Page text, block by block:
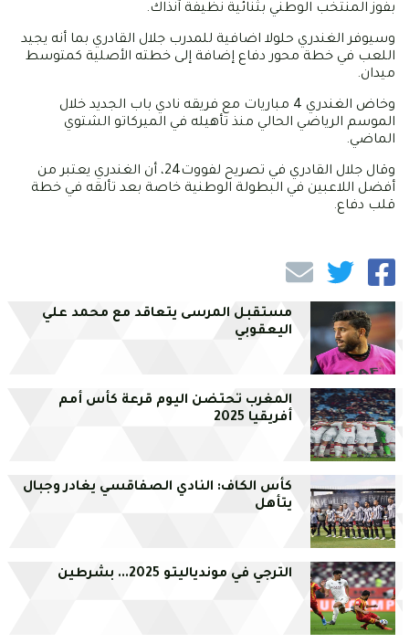
بفوز المنتخب الوطني بثنائية نظيفة آنذاك.
وسيوفر الغندري حلولا اضافية للمدرب جلال القادري بما أنه يجيد
اللعب في خطة محور دفاع إضافة إلى خطته الأصلية كمتوسط
ميدان.
وخاض الغندري 4 مباريات مع فريقه نادي باب الجديد خلال
الموسم الرياضي الحالي منذ تأهيله في الميركاتو الشتوي
الماضي.
وقال جلال القادري في تصريح لفووت24، أن الغندري يعتبر من
أفضل اللاعبين في البطولة الوطنية خاصة بعد تألقه في خطة
قلب دفاع.
مستقبل المرسى يتعاقد مع محمد علي
اليعقوبي
المغرب تحتضن اليوم قرعة كأس أمم
أفريقيا 2025
كأس الكاف: النادي الصفاقسي يغادر وجبال
يتأهل
الترجي في موندياليتو 2025... بشرطين